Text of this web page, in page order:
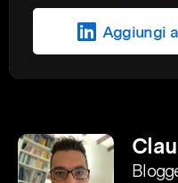
Aggiungi